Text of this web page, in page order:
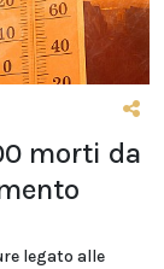
morti da
legato alle